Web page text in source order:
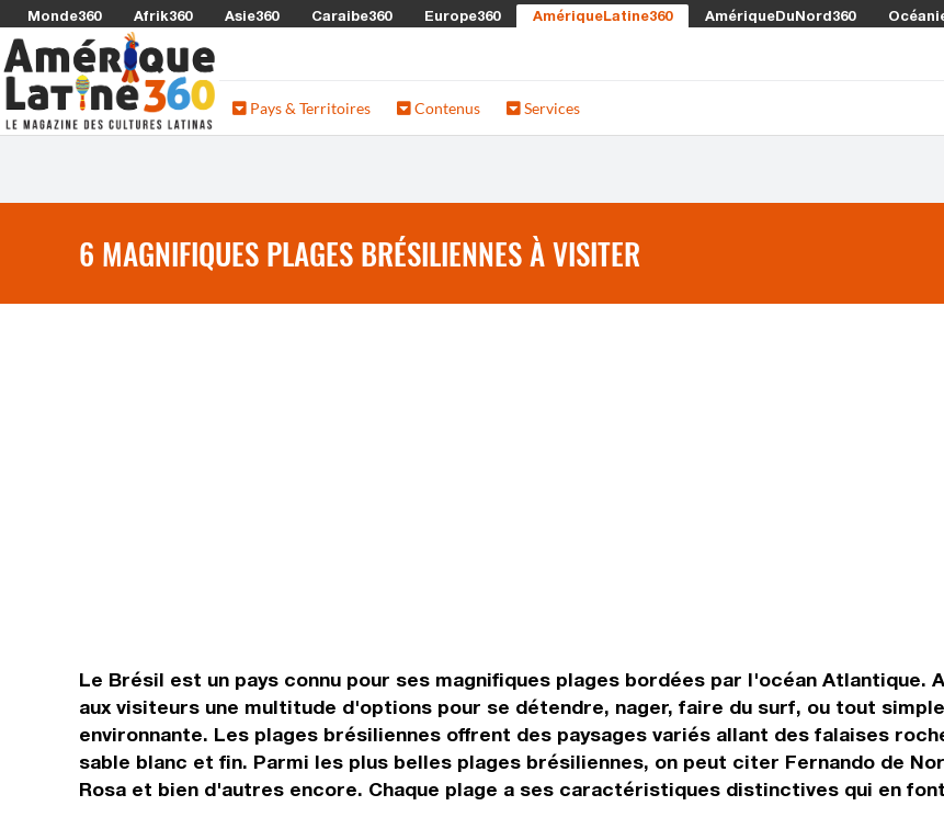
Monde360 Afrik360 Asie360 Caraibe360 Europe360 AmériqueLatine360 AmériqueDuNord360
Pays & Territoires Contenus Services
6 MAGNIFIQUES PLAGES BRÉSILIENNES À VISITER
Le Brésil est un pays connu pour ses magnifiques plages bordées par l'océan Atlantique.
aux visiteurs une multitude d'options pour se détendre, nager, faire du surf, ou tout
environnante. Les plages brésiliennes offrent des paysages variés allant des falaises
sable blanc et fin. Parmi les plus belles plages brésiliennes, on peut citer Fernando de
Rosa et bien d'autres encore. Chaque plage a ses caractéristiques distinctives qui en